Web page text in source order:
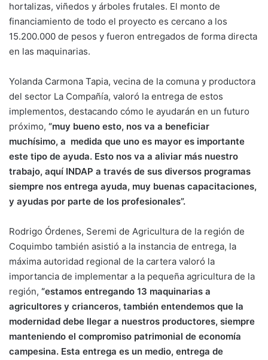
hortalizas, viñedos y árboles frutales. El monto de
financiamiento de todo el proyecto es cercano a los
15.200.000 de pesos y fueron entregados de forma directa
en las maquinarias.
Yolanda Carmona Tapia, vecina de la comuna y productora
del sector La Compañía, valoró la entrega de estos
implementos, destacando cómo le ayudarán en un futuro
próximo, “muy bueno esto, nos va a beneficiar
muchísimo, a medida que uno es mayor es importante
este tipo de ayuda. Esto nos va a aliviar más nuestro
trabajo, aquí INDAP a través de sus diversos programas
siempre nos entrega ayuda, muy buenas capacitaciones,
y ayudas por parte de los profesionales”.
Rodrigo Órdenes, Seremi de Agricultura de la región de
Coquimbo también asistió a la instancia de entrega, la
máxima autoridad regional de la cartera valoró la
importancia de implementar a la pequeña agricultura de la
región, “estamos entregando 13 maquinarias a
agricultores y crianceros, también entendemos que la
modernidad debe llegar a nuestros productores, siempre
manteniendo el compromiso patrimonial de economía
campesina. Esta entrega es un medio, entrega de